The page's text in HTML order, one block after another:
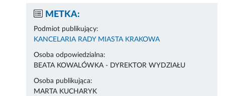
METKA:
Podmiot publikujący:
KANCELARIA RADY MIASTA KRAKOWA
Osoba odpowiedzialna:
BEATA KOWALÓWKA - DYREKTOR WYDZIAŁU
Osoba publikująca:
MARTA KUCHARYK